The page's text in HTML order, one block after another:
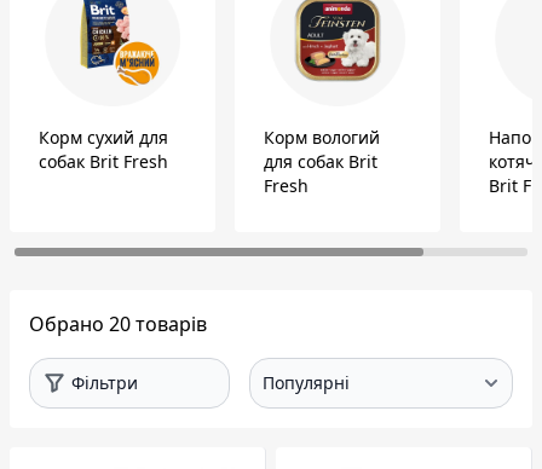
Корм сухий для
собак Brit Fresh
Корм вологий
для собак Brit
Fresh
Brit
Обрано 20 товарів
Фільтри